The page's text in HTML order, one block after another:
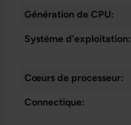
Génération de CPU:
Système d'exploitation:
Cœurs de processeur:
Connectique: